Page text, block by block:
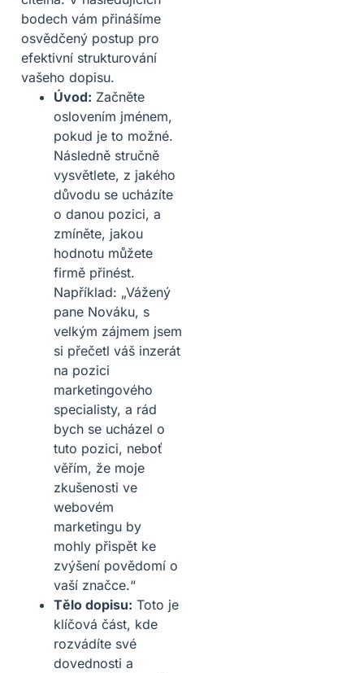
bodech vám přinášíme
osvědčený postup pro
efektivní strukturování
vašeho dopisu.
Úvod: Začněte
oslovením jménem,
pokud je to možné.
Následně stručně
vysvětlete, z jakého
důvodu se ucházíte
o danou pozici, a
zmíněte, jakou
hodnotu můžete
firmě přinést.
Například: „Vážený
pane Nováku, s
velkým zájmem jsem
si přečetl váš inzerát
na pozici
marketingového
specialisty, a rád
bych se ucházel o
tuto pozici, neboť
věřím, že moje
zkušenosti ve
webovém
marketingu by
mohly přispět ke
zvýšení povědomí o
vaší značce.“
Tělo dopisu: Toto je
klíčová část, kde
rozvádíte své
dovednosti a